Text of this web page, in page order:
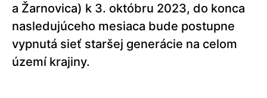
a Žarnovica) k 3. októbru 2023, do konca
nasledujúceho mesiaca bude postupne
vypnutá sieť staršej generácie na celom
území krajiny.